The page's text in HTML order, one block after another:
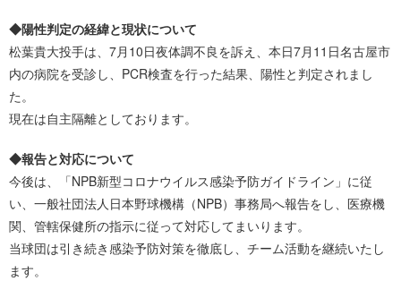
◆陽性判定の経緯と現状について
松葉貴大投手は、7月10日夜体調不良を訴え、本日7月11日名古屋市
内の病院を受診し、PCR検査を行った結果、陽性と判定されまし
た。
現在は自主隔離としております。
◆報告と対応について
今後は、「NPB新型コロナウイルス感染予防ガイドライン」に従
い、一般社団法人日本野球機構（NPB）事務局へ報告をし、医療機
関、管轄保健所の指示に従って対応してまいります。
当球団は引き続き感染予防対策を徹底し、チーム活動を継続いたし
ます。